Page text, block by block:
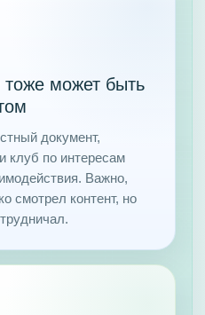
может быть
документ,
клуб по интересам
Важно,
смотрел контент, но